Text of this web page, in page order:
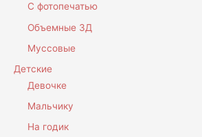
С фотопечатью
Объемные 3Д
Муссовые
Детские
Девочке
Мальчику
На годик